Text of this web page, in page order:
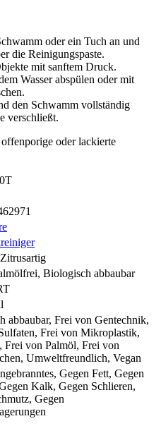
oder ein Tuch an und
die Reinigungspaste.
mit sanftem Druck.
Wasser abspülen oder mit
den Schwamm vollständig
verschließt.
oder lackierte
Biologisch abbaubar
abbaubar, Frei von Gentechnik,
Frei von Mikroplastik,
Frei von Palmöl, Frei von
Umweltfreundlich, Vegan
Gegen Fett, Gegen
Kalk, Gegen Schlieren,
Gegen